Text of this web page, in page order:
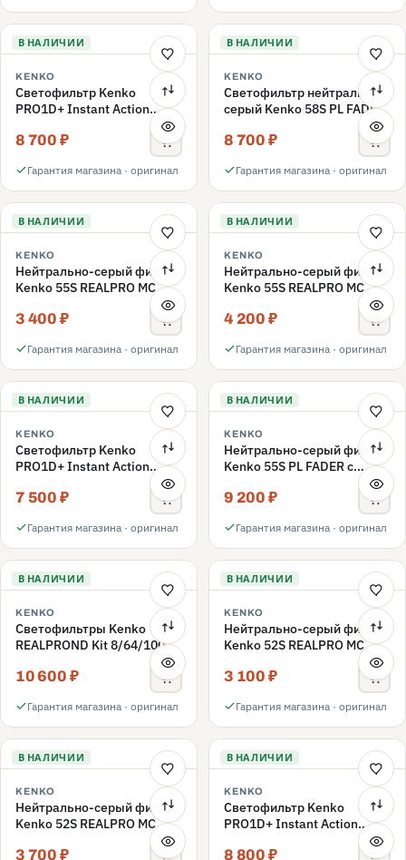
В НАЛИЧИИ
KENKO
Светофильтр Kenko
PRO1D+ Instant Action
Variable NDX3-450+C-PL
переменной плотности
8 700 ₽
Гарантия магазина · оригинал
В НАЛИЧИИ
KENKO
Светофильтр нейтрально-
серый Kenko 58S PL FADER
с переменной плотностью
ND3-ND400 58mm
8 700 ₽
Гарантия магазина · оригинал
В НАЛИЧИИ
KENKO
Нейтрально-серый фильтр
Kenko 55S REALPRO MC
3 400 ₽
Гарантия магазина · оригинал
В НАЛИЧИИ
KENKO
Нейтрально-серый фильтр
Kenko 55S REALPRO MC
4 200 ₽
Гарантия магазина · оригинал
В НАЛИЧИИ
KENKO
Светофильтр Kenko
PRO1D+ Instant Action
Variable NDX3-450+C-PLS
переменной плотности
7 500 ₽
Гарантия магазина · оригинал
В НАЛИЧИИ
KENKO
Нейтрально-серый фильтр
Kenko 55S PL FADER с
переменной плотностью
ND3-ND400 55mm
9 200 ₽
Гарантия магазина · оригинал
В НАЛИЧИИ
KENKO
Светофильтры Kenko
REALPROND Kit 8/64/1000
10 600 ₽
Гарантия магазина · оригинал
В НАЛИЧИИ
KENKO
Нейтрально-серый фильтр
Kenko 52S REALPRO MC
3 100 ₽
Гарантия магазина · оригинал
В НАЛИЧИИ
KENKO
Нейтрально-серый фильтр
Kenko 52S REALPRO MC
3 700 ₽
В НАЛИЧИИ
KENKO
Светофильтр Kenko
PRO1D+ Instant Action
Variable NDX3-450+C-PLS
8 800 ₽